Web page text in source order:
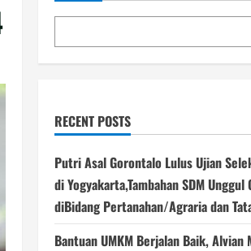
RECENT POSTS
Putri Asal Gorontalo Lulus Ujian
di Yogyakarta,Tambahan SDM Unggul
diBidang Pertanahan/Agraria dan
Bantuan UMKM Berjalan Baik, Alvian